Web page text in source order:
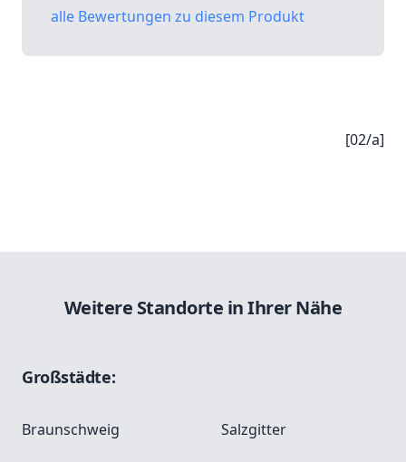
alle Bewertungen zu diesem Produkt
[02/a]
Weitere Standorte in Ihrer Nähe
Großstädte:
Braunschweig Salzgitter